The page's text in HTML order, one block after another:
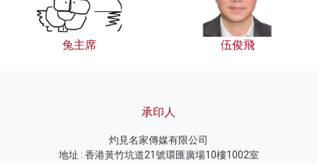
兔主席 伍俊飛
承印人
灼見名家傳媒有限公司
地址 : 香港黃竹坑道21號環匯廣場10樓1002室